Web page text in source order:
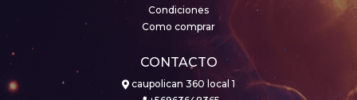
Condiciones
Como comprar
CONTACTO
caupolican 360 local 1